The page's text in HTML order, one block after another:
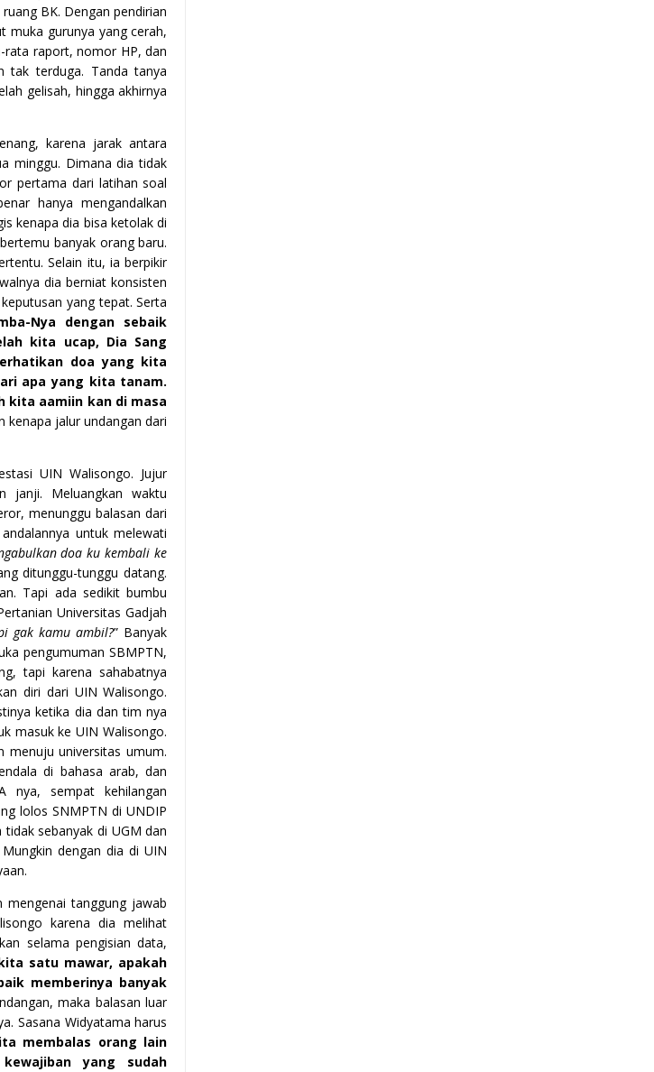
BK. Dengan pendirian
muka gurunya yang cerah,
rata raport, nomor HP, dan
tak terduga. Tanda tanya
gelisah, hingga akhirnya
karena jarak antara
minggu. Dimana dia tidak
pertama dari latihan soal
hanya mengandalkan
kenapa dia bisa ketolak di
banyak orang baru.
Selain itu, ia berpikir
dia berniat konsisten
yang tepat. Serta
Nya dengan sebaik
kita ucap, Dia Sang
doa yang kita
apa yang kita tanam.
kita aamiin kan di masa
kenapa jalur undangan dari
UIN Walisongo. Jujur
janji. Meluangkan waktu
menunggu balasan dari
untuk melewati
doa ku kembali ke
ditunggu-tunggu datang.
Tapi ada sedikit bumbu
Universitas Gadjah
gak kamu ambil?” Banyak
pengumuman SBMPTN,
tapi karena sahabatnya
diri dari UIN Walisongo.
ketika dia dan tim nya
masuk ke UIN Walisongo.
menuju universitas umum.
di bahasa arab, dan
nya, sempat kehilangan
lolos SNMPTN di UNDIP
sebanyak di UGM dan
dengan dia di UIN
mengenai tanggung jawab
karena dia melihat
selama pengisian data,
satu mawar, apakah
memberinya banyak
maka balasan luar
Sasana Widyatama harus
membalas orang lain
yang sudah